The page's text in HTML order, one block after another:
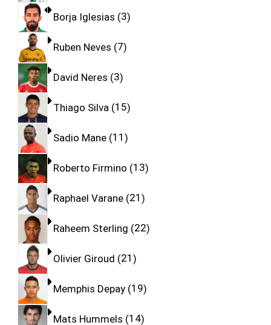
Borja Iglesias 3
Ruben Neves 7
David Neres 3
Thiago Silva 15
Sadio Mane 11
Roberto Firmino 13
Raphael Varane 21
Raheem Sterling 22
Olivier Giroud 21
Memphis Depay 19
Mats Hummels 14